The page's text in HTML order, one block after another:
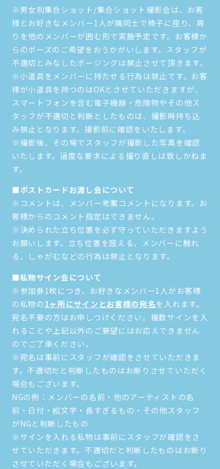
※男女別集合ショット/集合ショット撮影会は、お客
様とお好きなメンバー1人が隣同士で椅子に座り、周
りを他のメンバーが囲む形で実施予定です。お客様か
らのポーズのご希望をおうかがいします。スタッフが
不適切とみなしたポージングは禁止させて頂きます。
※小道具をメンバーに持たせる行為は禁止です。お客
様が小道具を持つのはOKとさせていただきますが、
スマートフォンを含む電子機器・危険物やその他ス
タッフが不適切と判断としたものは、撮影時持ち込
み禁止となります。撮影前に確認をいたします。
※撮影後、その場でスタッフが撮影した写真を確認
いたします。過度な要求による撮り直しは致しかねま
す。
■ポストカードお渡し会について
※コメントは、メンバー考案コメントになります。お
客様からのコメント指定はできません。
※決められた立ち位置を必ず守っていただきますよう
お願いします。立ち位置を超える、メンバーに触れ
る、しゃがむなどの行為は禁止となります。
■私物サイン会について
※参加券1枚につき、お好きなメンバー1人がお客様
の私物の1ヶ所にサインとお客様の宛名を入れます。
宛名不要の方はお申しつけください。複数サインを入
れることや上記以外のご要望にはお応えできません
のでご了承ください。
※宛名は事前にスタッフが確認をさせていただきま
す。不適切だと判断したものはお断りさせていただく
場合もございます。
NGの例：メンバーの名前・他のアーティストの名
前・日付・絵文字・長すぎるもの・その他スタッフ
がNGと判断したもの
※サインを入れる私物は事前にスタッフが確認をさ
せていただきます。不適切だと判断したものはお断り
させていただく場合もございます。